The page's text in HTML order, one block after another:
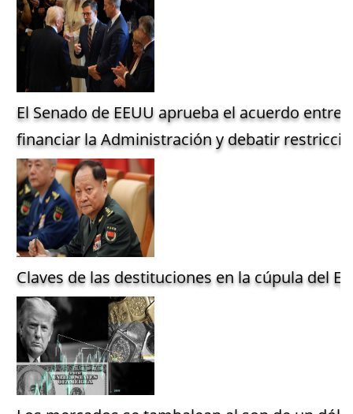
El Senado de EEUU aprueba el acuerdo entre
financiar la Administración y debatir
Claves de las destituciones en la cúpula del